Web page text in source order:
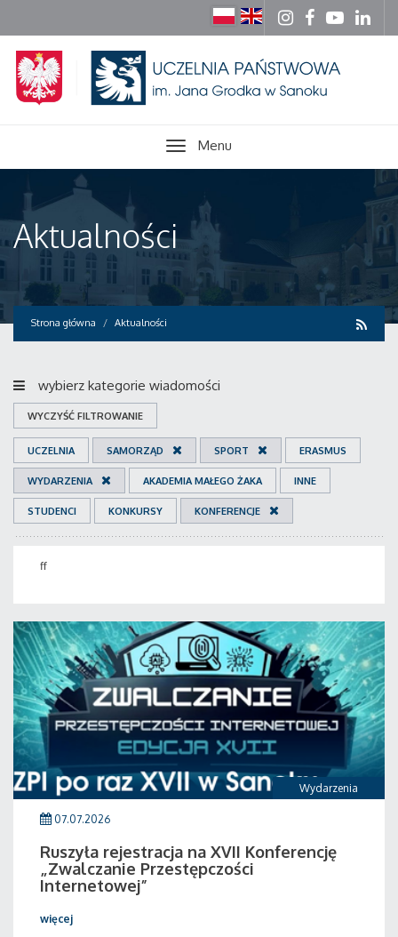
Menu
Aktualności
Strona główna Aktualności
wybierz kategorie wiadomości
WYCZYŚĆ FILTROWANIE
UCZELNIA SAMORZĄD SPORT ERASMUS
WYDARZENIA AKADEMIA MAŁEGO ŻAKA INNE
STUDENCI KONKURSY KONFERENCJE
ff
Wydarzenia
07.07.2026
Ruszyła rejestracja na XVII Konferencję
„Zwalczanie Przestępczości
Internetowej”
więcej